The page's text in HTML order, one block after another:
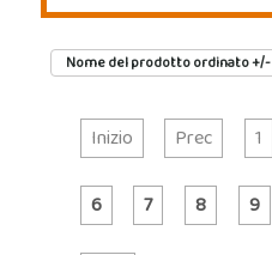
Nome del prodotto ordinato +/-
Inizio Prec 1
6 7 8 9